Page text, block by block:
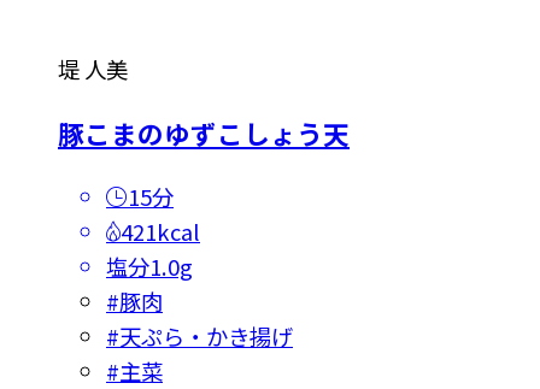
堤 人美
豚こまのゆずこしょう天
15分
421kcal
塩分1.0g
#豚肉
#天ぷら・かき揚げ
#主菜